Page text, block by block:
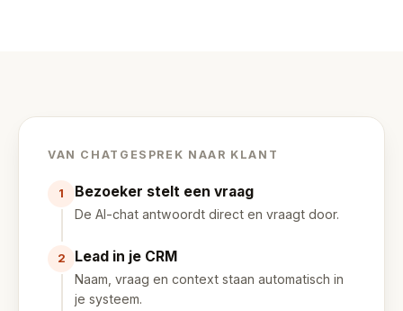
VAN CHATGESPREK NAAR KLANT
1 Bezoeker stelt een vraag
De AI-chat antwoordt direct en vraagt door.
2 Lead in je CRM
Naam, vraag en context staan automatisch in
je systeem.